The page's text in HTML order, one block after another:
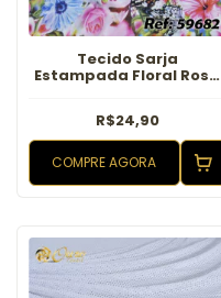
Tecido Sarja
Estampada Floral Rosa
R$24,90
COMPRE AGORA